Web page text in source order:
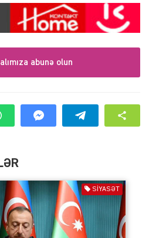
abunə olun
SIYASƏT